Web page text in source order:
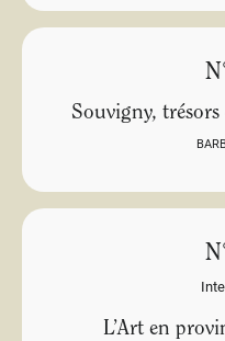
Souvigny,
L’Art en